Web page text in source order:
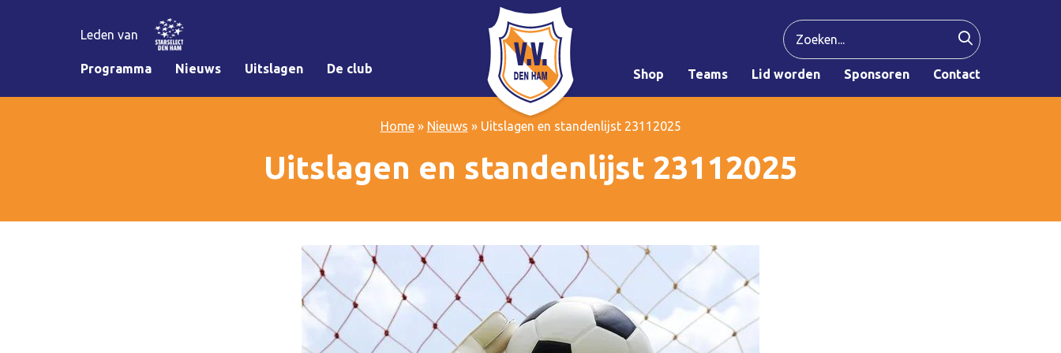
Leden van
Programma Nieuws Uitslagen De club Shop Teams Lid worden Sponsoren Contact
Home» Nieuws » Uitslagen en standenlijst 23112025
Uitslagen en standenlijst 23112025